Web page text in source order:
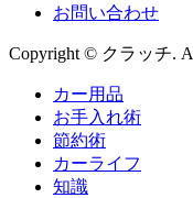
お問い合わせ
Copyright © クラッチ.
カー用品
お手入れ術
節約術
カーライフ
知識